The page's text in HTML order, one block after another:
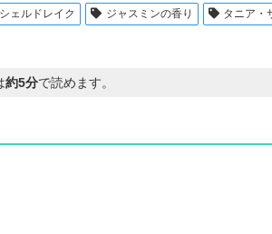
ェルドレイク ジャスミンの香り タニア・
約5分で読めます。